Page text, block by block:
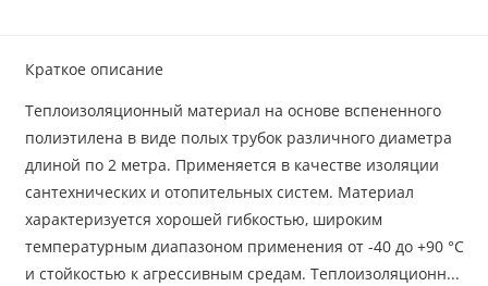
Краткое описание
Теплоизоляционный материал на основе вспененного
полиэтилена в виде полых трубок различного диаметра
длиной по 2 метра. Применяется в качестве изоляции
сантехнических и отопительных систем. Материал
характеризуется хорошей гибкостью, широким
температурным диапазоном применения от -40 до +90 °С
и стойкостью к агрессивным средам. Теплоизоляционн...